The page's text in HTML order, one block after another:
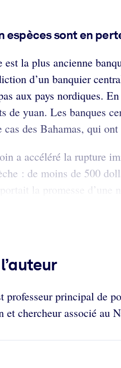
espèces sont en
est la plus ancienne
d’un banquier
aux pays nordiques.
de yuan. Les banques
cas des Bahamas, qui
a accéléré la rupture
: de moins de 500
la promesse d’une
professeur principal de
chercheur associé au